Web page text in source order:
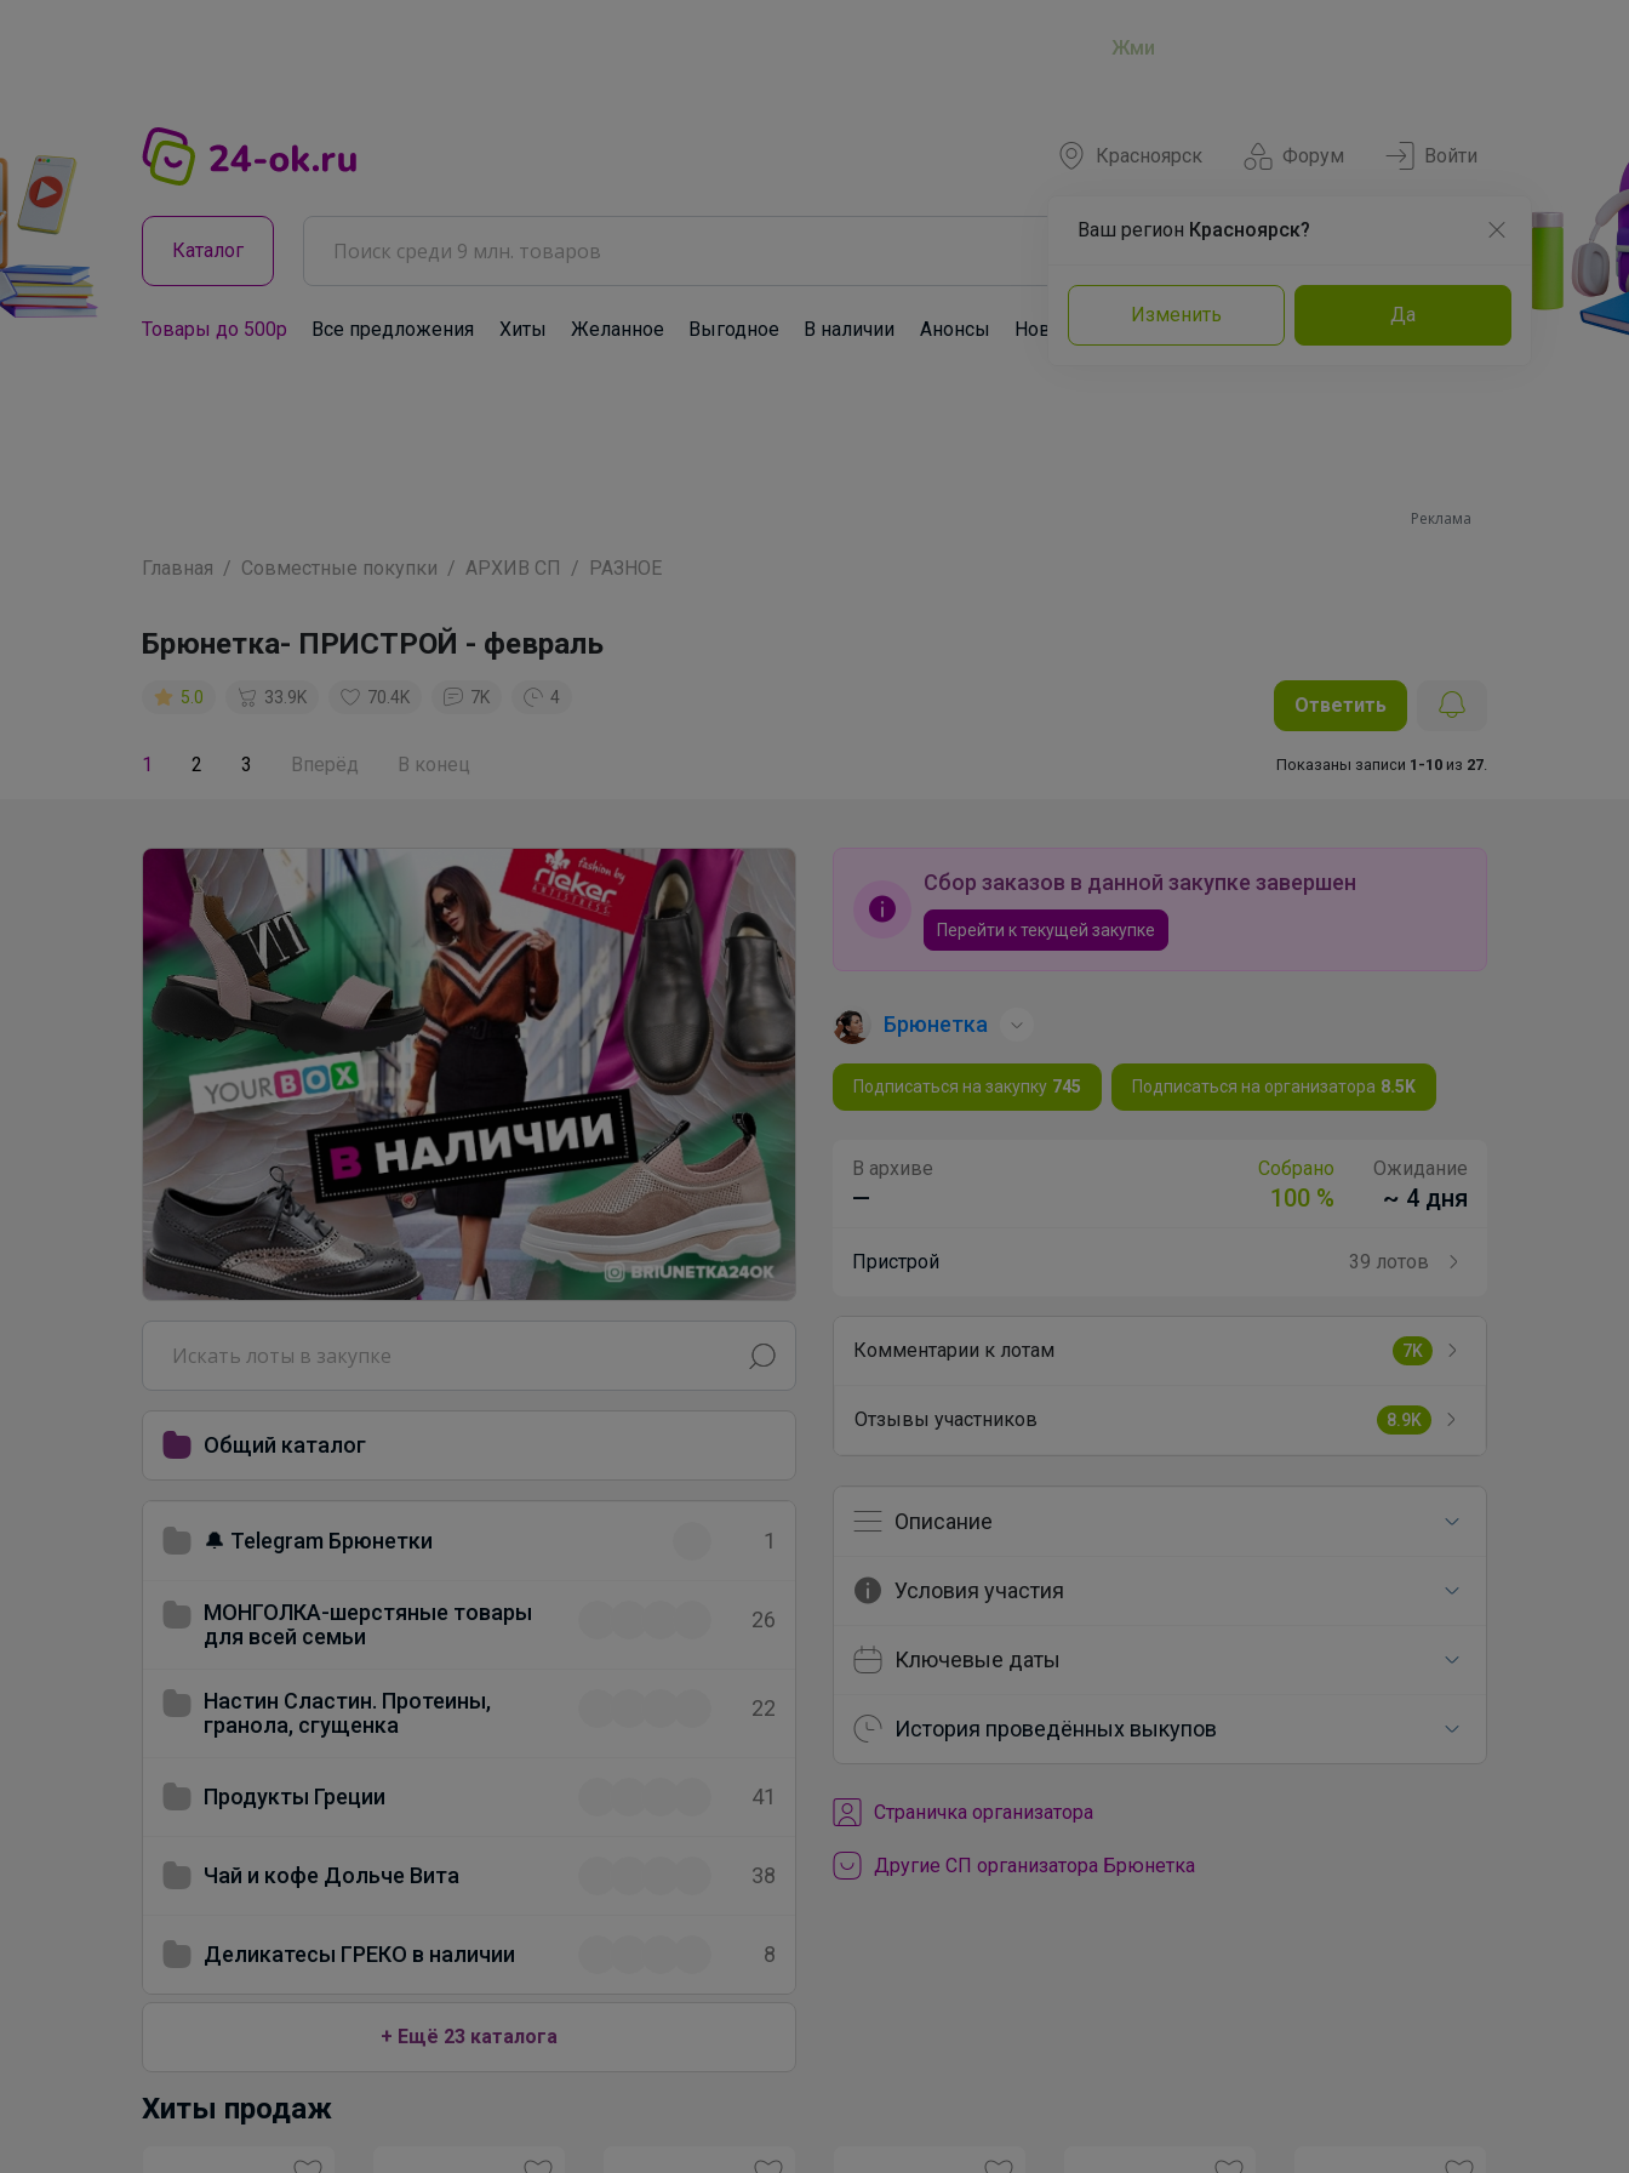
Жми
Форум
Красноярск
Ваш регион Красноярск?
Изменить Да
Войти
Каталог
Товары до 500р Все предложения Хиты Желанное Выгодное В наличии Анонсы Новости Команда Эксперты
Реклама
Главная Совместные покупки АРХИВ СП РАЗНОЕ
Брюнетка- ПРИСТРОЙ - февраль
5.0 33.9K 70.4K 7K 4 Ответить
1 2 3 Вперёд В конец Показаны записи 1-10 из 27.
Общий каталог
🔔 Telegram Брюнетки 1
МОНГОЛКА-шерстяные товары
для всей семьи
26
Настин Сластин. Протеины,
гранола, сгущенка
22
Продукты Греции 41
Чай и кофе Дольче Вита 38
Деликатесы ГРЕКО в наличии 8
+ Ещё 23 каталога
Сбор заказов в данной закупке завершен
Перейти к текущей закупке
Брюнетка
Подписаться на закупку 745 Подписаться на организатора 8.5K
В архиве
—
Собрано
100 %
Ожидание
~ 4 дня
Пристрой 39 лотов
Комментарии к лотам 7K
Отзывы участников 8.9K
Описание
Условия участия
Ключевые даты
История проведённых выкупов
Cтраничка организатора
Другие СП организатора Брюнетка
Хиты продаж